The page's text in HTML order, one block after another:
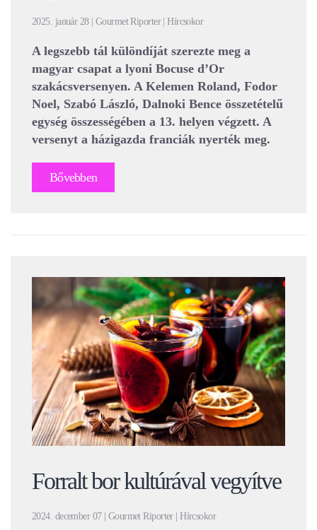
2025. január 28 | Gourmet Riporter | Hírcsokor
A legszebb tál különdíját szerezte meg a
magyar csapat a lyoni Bocuse d’Or
szakácsversenyen. A Kelemen Roland, Fodor
Noel, Szabó László, Dalnoki Bence összetételű
egység összességében a 13. helyen végzett. A
versenyt a házigazda franciák nyerték meg.
Bővebben
Forralt bor kultúrával vegyítve
2024. december 07 | Gourmet Riporter | Hírcsokor